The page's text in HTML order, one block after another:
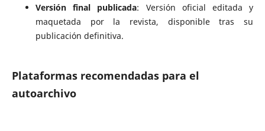
Versión final publicada: Versión oficial editada y
maquetada por la revista, disponible tras su
publicación definitiva.
Plataformas recomendadas para el
autoarchivo